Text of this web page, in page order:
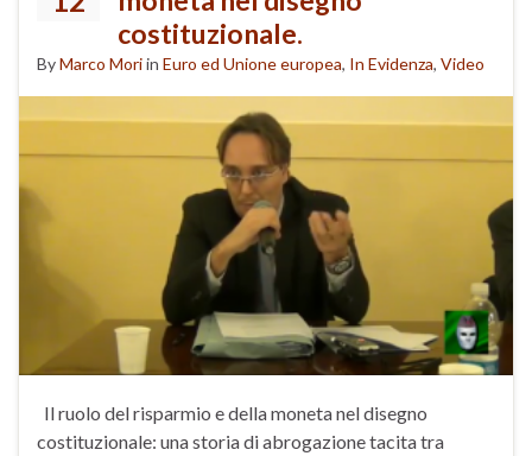
costituzionale.
ByMarco Moriin Euro ed Unione europea, In Evidenza, Video
Il ruolo del risparmio e della moneta nel disegno
costituzionale: una storia di abrogazione tacita tra